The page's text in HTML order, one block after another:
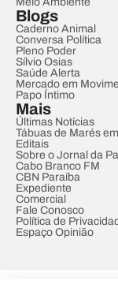
Blogs
Caderno Animal
Conversa Política
Pleno Poder
Sílvio Osias
Saúde Alerta
Mercado em
Papo Íntimo
Mais
Últimas Notícias
Tábuas de Marés
Editais
Sobre o Jornal da
Cabo Branco FM
CBN Paraíba
Expediente
Comercial
Fale Conosco
Política de
Espaço Opinião